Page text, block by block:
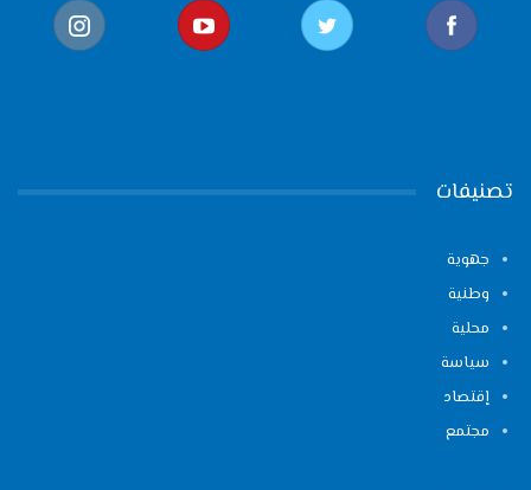
تصنيفات
جهوية
وطنية
محلية
سياسة
إقتصاد
مجتمع